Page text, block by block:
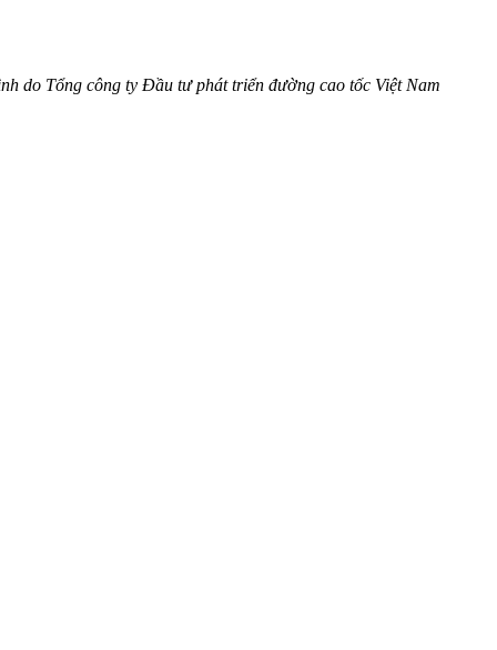
do Tổng công ty Đầu tư phát triển đường cao tốc Việt Nam